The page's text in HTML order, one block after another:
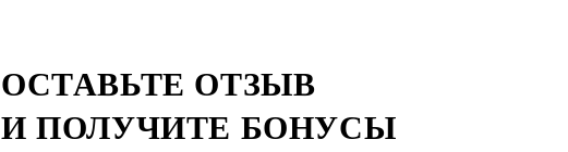
ОСТАВЬТЕ ОТЗЫВ
И ПОЛУЧИТЕ БОНУСЫ